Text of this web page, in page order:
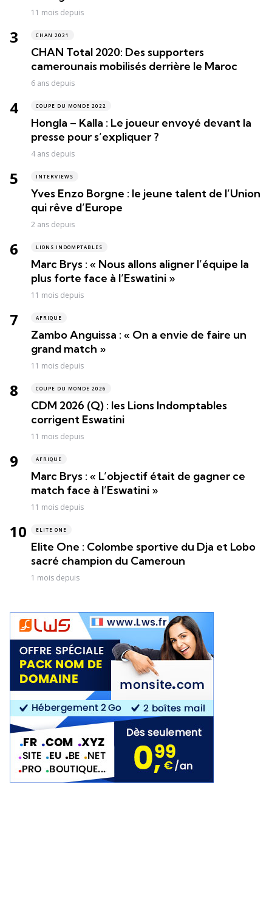
11 mois depuis
CHAN 2021
CHAN Total 2020: Des supporters
camerounais mobilisés derrière le Maroc
6 ans depuis
COUPE DU MONDE 2022
Hongla – Kalla : Le joueur envoyé devant la
presse pour s’expliquer ?
4 ans depuis
INTERVIEWS
Yves Enzo Borgne : le jeune talent de l’Union
qui rêve d’Europe
2 ans depuis
LIONS INDOMPTABLES
Marc Brys : « Nous allons aligner l’équipe la
plus forte face à l’Eswatini »
11 mois depuis
AFRIQUE
Zambo Anguissa : « On a envie de faire un
grand match »
11 mois depuis
COUPE DU MONDE 2026
CDM 2026 (Q) : les Lions Indomptables
corrigent Eswatini
11 mois depuis
AFRIQUE
Marc Brys : « L’objectif était de gagner ce
match face à l’Eswatini »
11 mois depuis
ELITE ONE
Elite One : Colombe sportive du Dja et Lobo
sacré champion du Cameroun
1 mois depuis